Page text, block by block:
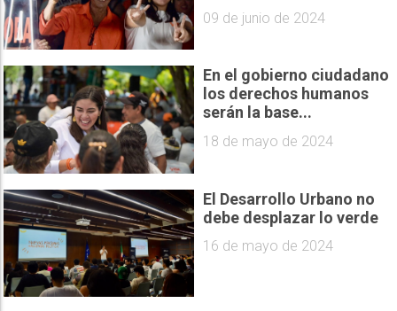
09 de junio de 2024
En el gobierno ciudadano
los derechos humanos
serán la base...
18 de mayo de 2024
El Desarrollo Urbano no
debe desplazar lo verde
16 de mayo de 2024